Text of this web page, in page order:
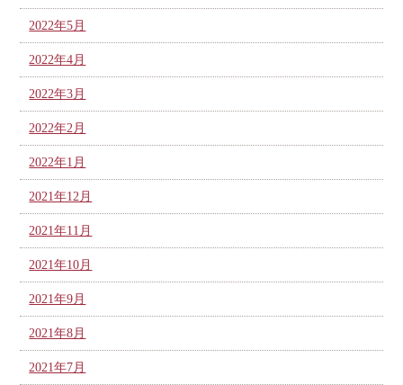
2022年5月
2022年4月
2022年3月
2022年2月
2022年1月
2021年12月
2021年11月
2021年10月
2021年9月
2021年8月
2021年7月